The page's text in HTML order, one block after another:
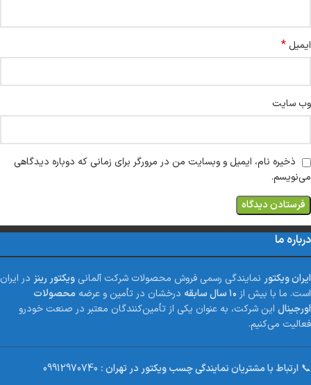
ایمیل *
وب‌ سایت
ذخیره نام، ایمیل و وبسایت من در مرورگر برای زمانی که دوباره دیدگاهی
می‌نویسم.
درباره ما
ایران ویکتور نمایندگی رسمی فروش محصولات شرکت آلمانی ویکتور رینز در ایران
است. ما با بیش از ۱۰ سال سابقه درخشان در تأمین و عرضه محصولات
اورجینال این شرکت، به عنوان یکی از تأمین‌کنندگان معتبر در صنعت خودرو
فعالیت می‌کنیم.
📞 ارتباط با مشتریان نمایندگی چسب ویکتور در تهران : 09912970740